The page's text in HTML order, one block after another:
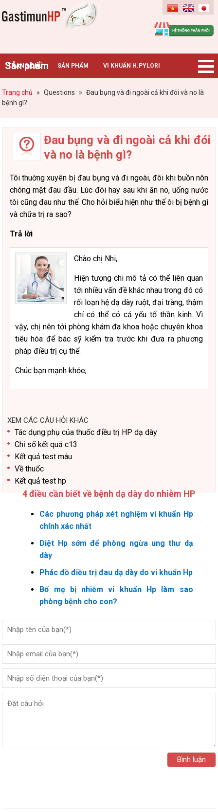
Gastimunhp
Sản phẩm
TRANG CHỦ SẢN PHẨM VI KHUẨN H.PYLORI
BỆNH DẠ DÀY TIN TỨC – SỰ KIỆN HƯỚNG DẪN MUA HÀNG
Trang chủ » Questions » Đau bụng và đi ngoài cả khi đói và no là
bệnh gì?
Đau bụng và đi ngoài cả khi đói
và no là bệnh gì?
Tôi thuờng xuyên bị đau bụng và đi ngoài, đôi khi buồn nôn
chóng mặt đau đầu. Lúc đói hay sau khi ăn no, uống nước
tôi cũng đau như thế. Cho hỏi biểu hiện như thế ôi bị bệnh gì
và chữa trị ra sao?
Trả lời
Chào chị Nhi,
Hiện tượng chi mô tả có thể liên quan
tới nhiều vấn đề khác nhau trong đó có
rối loạn hệ dạ dày ruột, đại tràng, thậm
chí có thể có cả yếu tố thần kinh. Vì
vậy, chị nên tới phòng khám đa khoa hoặc chuyên khoa
tiêu hóa để bác sỹ kiểm tra trước khi đưa ra phương
pháp điều trị cụ thể.
Chúc bạn mạnh khỏe,
XEM CÁC CÂU HỎI KHÁC
Tác dụng phụ của thuốc điều trị HP dạ dày
Chỉ số kết quả c13
Kết quả test máu
Về thuốc
Kết quả test hp
4 điều cần biết về bệnh dạ dày do nhiễm HP
Các phương pháp xét nghiệm vi khuẩn Hp
chính xác nhất
Diệt Hp sớm để phòng ngừa ung thư dạ
dày
Phác đồ điều trị đau dạ dày do vi khuẩn Hp
Bố mẹ bị nhiễm vi khuẩn Hp làm sao
phòng bệnh cho con?